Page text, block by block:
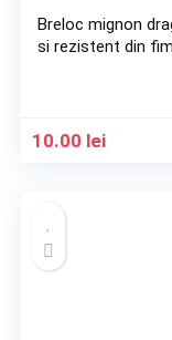
Breloc mignon
si rezistent din
10.00 lei